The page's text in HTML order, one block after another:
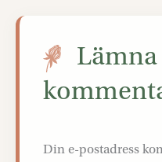
Din e-postadress